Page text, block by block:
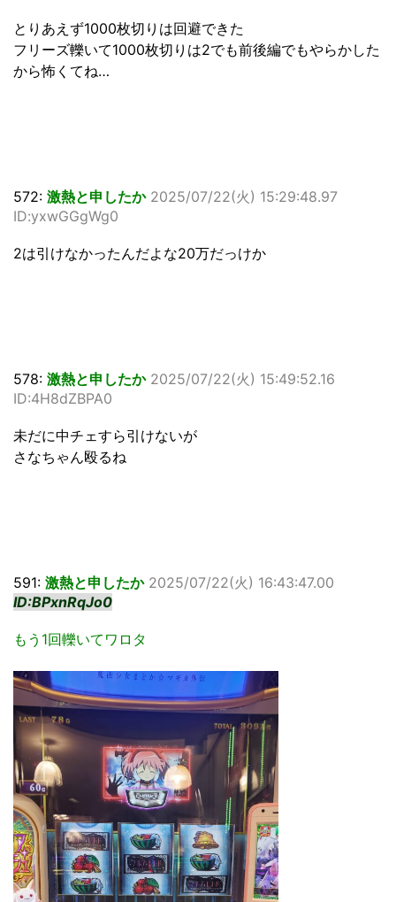
とりあえず1000枚切りは回避できた
フリーズ轢いて1000枚切りは2でも前後編でもやらかした
から怖くてね…
572: 激熱と申したか 2025/07/22(火) 15:29:48.97
ID:yxwGGgWg0
2は引けなかったんだよな20万だっけか
578: 激熱と申したか 2025/07/22(火) 15:49:52.16
ID:4H8dZBPA0
未だに中チェすら引けないが
さなちゃん殴るね
591: 激熱と申したか 2025/07/22(火) 16:43:47.00
ID:BPxnRqJo0
もう1回轢いてワロタ